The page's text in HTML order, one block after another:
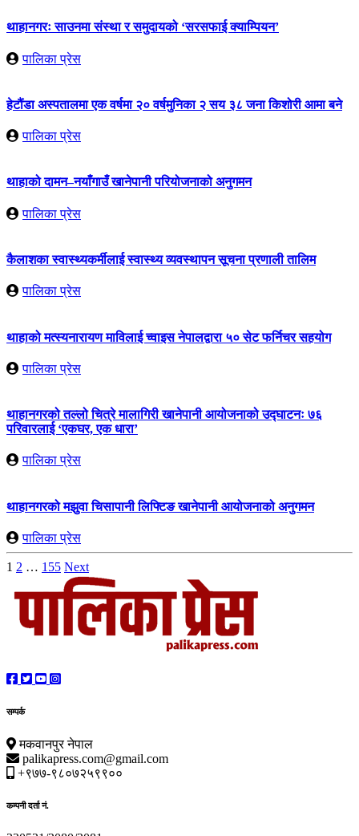
थाहानगरः साउनमा संस्था र समुदायको ‘सरसफाई क्याम्पियन’
पालिका प्रेस
हेटौंडा अस्पतालमा एक वर्षमा २० वर्षमुनिका २ सय ३८ जना किशोरी आमा बने
पालिका प्रेस
थाहाको दामन–नयाँगाउँ खानेपानी परियोजनाको अनुगमन
पालिका प्रेस
कैलाशका स्वास्थ्यकर्मीलाई स्वास्थ्य व्यवस्थापन सूचना प्रणाली तालिम
पालिका प्रेस
थाहाको मत्स्यनारायण माविलाई च्वाइस नेपालद्वारा ५० सेट फर्निचर सहयोग
पालिका प्रेस
थाहानगरको तल्लो चित्रे मालागिरी खानेपानी आयोजनाको उद्घाटनः ७६
परिवारलाई ‘एकघर, एक धारा’
पालिका प्रेस
थाहानगरको मझुवा चिसापानी लिफ्टिङ खानेपानी आयोजनाको अनुगमन
पालिका प्रेस
Posts
pagination
1 2 … 155 Next
सम्पर्क
मकवानपुर नेपाल
palikapress.com@gmail.com
+९७७-९८०७२५९९००
कम्पनी दर्ता नं.